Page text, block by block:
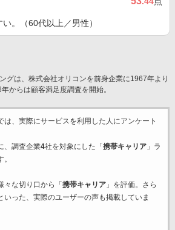
。（60代以上／男性）
グは、株式会社オリコンを前身企業に1967年より
からは顧客満足度調査を開始。
は、実際にサービスを利用した 人にアンケート
、調査企業4社を対象にした「 携帯キャリア」ラ
々な切り口から「 携帯キャリア」を評価。さら
いった、実際のユーザーの声も掲載していま